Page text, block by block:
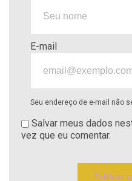
E-mail
Seu endereço de e-mail não
Salvar meus dados
vez que eu comentar.